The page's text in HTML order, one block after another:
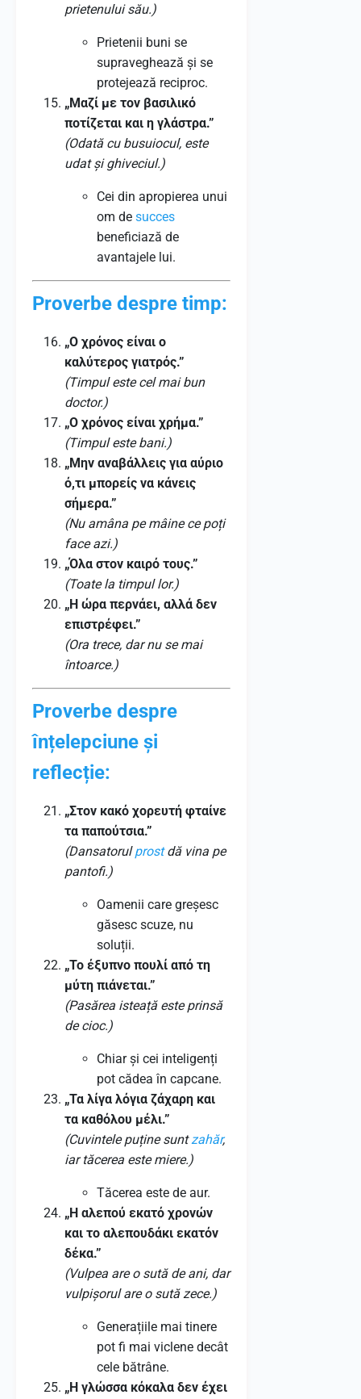
prietenului său.)
Prietenii buni se
supraveghează și se
protejează reciproc.
„Μαζί με τον βασιλικό
ποτίζεται και η γλάστρα.”
(Odată cu busuiocul, este
udat și ghiveciul.)
Cei din apropierea unui
om de succes
beneficiază de
avantajele lui.
Proverbe despre timp:
„Ο χρόνος είναι ο
καλύτερος γιατρός.”
(Timpul este cel mai bun
doctor.)
„Ο χρόνος είναι χρήμα.”
(Timpul este bani.)
„Μην αναβάλλεις για αύριο
ό,τι μπορείς να κάνεις
σήμερα.”
(Nu amâna pe mâine ce poți
face azi.)
„Όλα στον καιρό τους.”
(Toate la timpul lor.)
„Η ώρα περνάει, αλλά δεν
επιστρέφει.”
(Ora trece, dar nu se mai
întoarce.)
Proverbe despre
înțelepciune și
reflecție:
„Στον κακό χορευτή φταίνε
τα παπούτσια.”
(Dansatorulprostdă vina pe
pantofi.)
Oamenii care greșesc
găsesc scuze, nu
soluții.
„Το έξυπνο πουλί από τη
μύτη πιάνεται.”
(Pasărea isteață este prinsă
de cioc.)
Chiar și cei inteligenți
pot cădea în capcane.
„Τα λίγα λόγια ζάχαρη και
τα καθόλου μέλι.”
(Cuvintele puține suntzahăr,
iar tăcerea este miere.)
Tăcerea este de aur.
„Η αλεπού εκατό χρονών
και το αλεπουδάκι εκατόν
δέκα.”
(Vulpea are o sută de ani, dar
vulpișorul are o sută zece.)
Generațiile mai tinere
pot fi mai viclene decât
cele bătrâne.
„Η γλώσσα κόκαλα δεν έχει